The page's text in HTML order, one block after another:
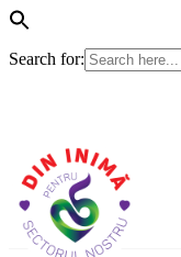
Search for: